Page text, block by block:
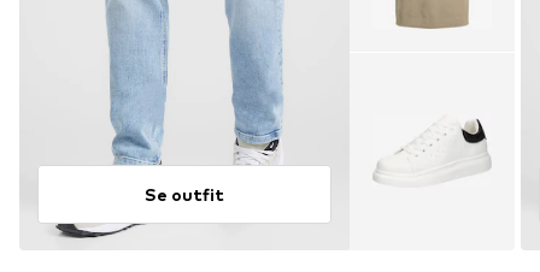
Se outfit